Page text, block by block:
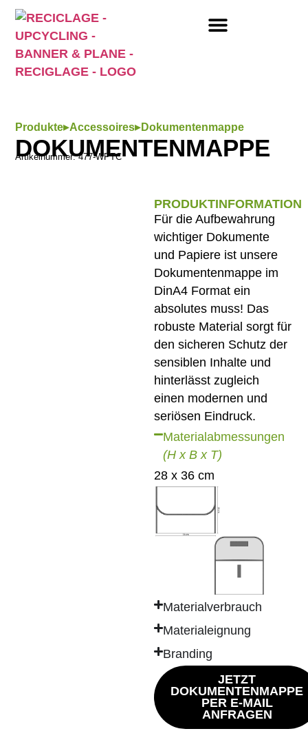
Produkte▸Accessoires▸Dokumentenmappe
DOKUMENTENMAPPE
Artikelnummer: 477-WPTC
PRODUKTINFORMATION
Für die Aufbewahrung
wichtiger Dokumente
und Papiere ist unsere
Dokumentenmappe im
DinA4 Format ein
absolutes muss! Das
robuste Material sorgt für
den sicheren Schutz der
sensiblen Inhalte und
hinterlässt zugleich
einen modernen und
seriösen Eindruck.
Materialabmessungen
(H x B x T)
28 x 36 cm
Materialverbrauch
Materialeignung
Branding
JETZT
DOKUMENTENMAPPE
PER E-MAIL
ANFRAGEN